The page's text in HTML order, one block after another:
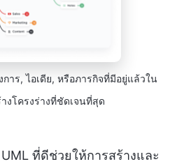
าร, ไอเดีย, หรือภารกิจที่มีอยู่แล้วใน
งโครงร่างที่ชัดเจนที่สุด
ที่ดีช่วยให้การสร้างและ